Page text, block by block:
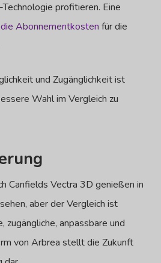
profitieren. Eine
die Abonnementkosten für die
und Zugänglichkeit ist
Wahl im Vergleich zu
Canfields Vectra 3D genießen in
aber der Vergleich ist
zugängliche, anpassbare und
von Arbrea stellt die Zukunft